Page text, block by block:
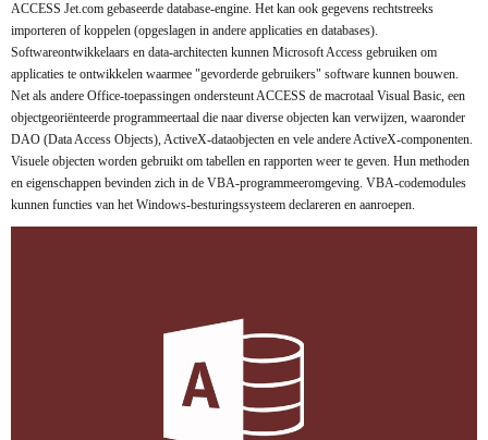
ACCESS Jet.com gebaseerde database-engine. Het kan ook gegevens rechtstreeks
importeren of koppelen (opgeslagen in andere applicaties en databases).
Softwareontwikkelaars en data-architecten kunnen Microsoft Access gebruiken om
applicaties te ontwikkelen waarmee "gevorderde gebruikers" software kunnen bouwen.
Net als andere Office-toepassingen ondersteunt ACCESS de macrotaal Visual Basic, een
objectgeoriënteerde programmeertaal die naar diverse objecten kan verwijzen, waaronder
DAO (Data Access Objects), ActiveX-dataobjecten en vele andere ActiveX-componenten.
Visuele objecten worden gebruikt om tabellen en rapporten weer te geven. Hun methoden
en eigenschappen bevinden zich in de VBA-programmeeromgeving. VBA-codemodules
kunnen functies van het Windows-besturingssysteem declareren en aanroepen.